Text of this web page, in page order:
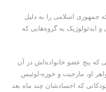
که جمهوری اسلامی را به دلیل
ایدئولوژیک به گروه‌هایی که
که پنج عضو خانواده‌اش در آن
او، مارجیت و خوزه-لوئیس
که اجسادشان چند ماه بعد